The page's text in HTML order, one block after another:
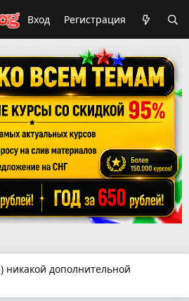
Вход Регистрация
никакой дополнительной